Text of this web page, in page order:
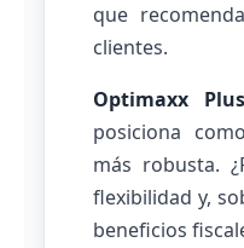
que
clientes.
Optimaxx
posiciona
más robusta.
flexibilidad y,
beneficios